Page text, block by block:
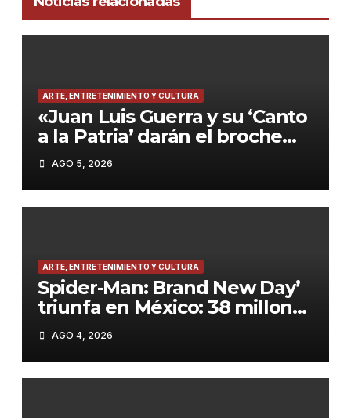
ARTE, ENTRETENIMIENTO Y CULTURA
«Juan Luis Guerra y su ‘Canto
a la Patria’ darán el broche
final a los Juegos
Centroamericanos 2026»
AGO 5, 2026
ARTE, ENTRETENIMIENTO Y CULTURA
Spider-Man: Brand New Day’
triunfa en México: 38 millones
de dólares y más de 8
millones de espectadores
AGO 4, 2026